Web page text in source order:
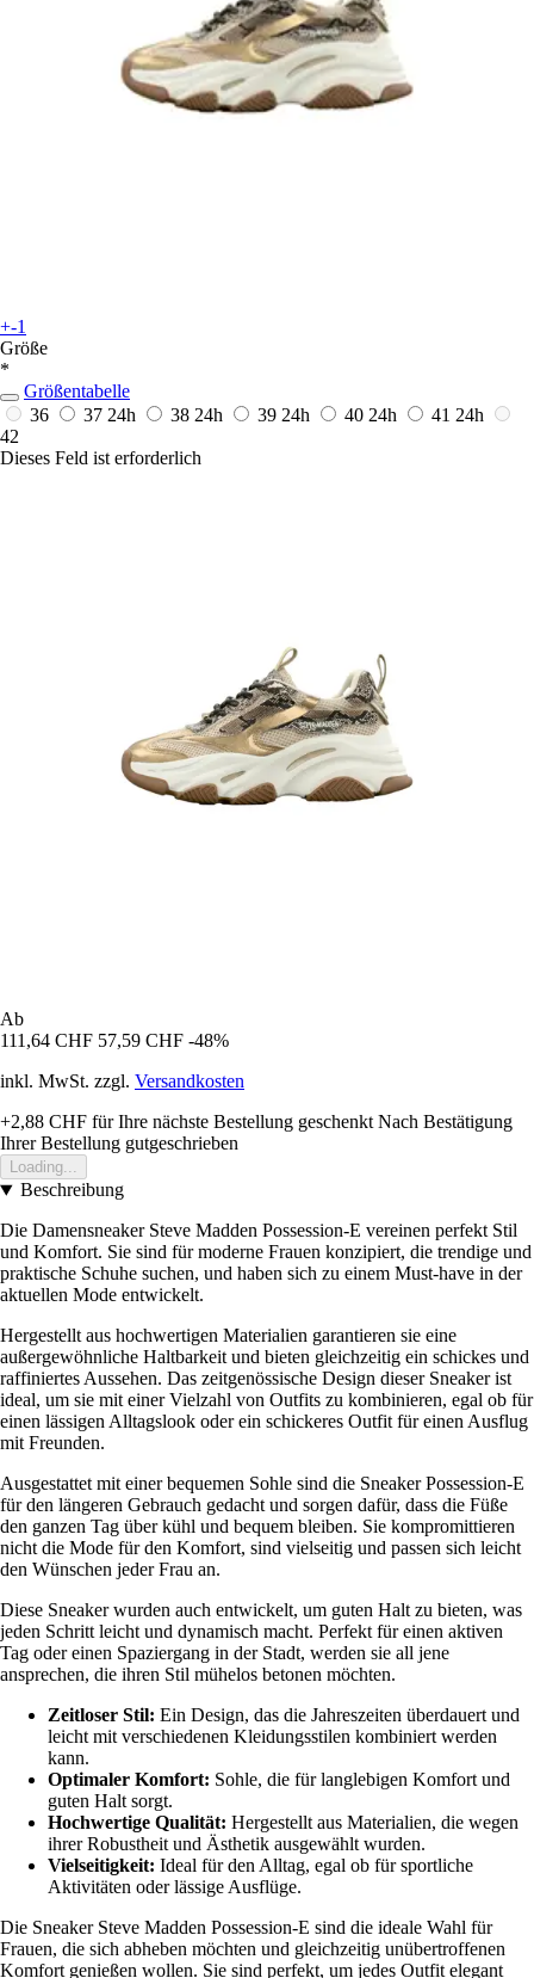
+-1
Größe
*
Größentabelle
36
37 24h 38 24h 39 24h 40 24h 41 24h
42
Dieses Feld ist erforderlich
Ab
111,64 CHF 57,59 CHF -48%
inkl. MwSt. zzgl. Versandkosten
+2,88 CHF für Ihre nächste Bestellung geschenkt Nach Bestätigung
Ihrer Bestellung gutgeschrieben
Loading...
Beschreibung
Die Damensneaker Steve Madden Possession-E vereinen perfekt Stil
und Komfort. Sie sind für moderne Frauen konzipiert, die trendige und
praktische Schuhe suchen, und haben sich zu einem Must-have in der
aktuellen Mode entwickelt.
Hergestellt aus hochwertigen Materialien garantieren sie eine
außergewöhnliche Haltbarkeit und bieten gleichzeitig ein schickes und
raffiniertes Aussehen. Das zeitgenössische Design dieser Sneaker ist
ideal, um sie mit einer Vielzahl von Outfits zu kombinieren, egal ob für
einen lässigen Alltagslook oder ein schickeres Outfit für einen Ausflug
mit Freunden.
Ausgestattet mit einer bequemen Sohle sind die Sneaker Possession-E
für den längeren Gebrauch gedacht und sorgen dafür, dass die Füße
den ganzen Tag über kühl und bequem bleiben. Sie kompromittieren
nicht die Mode für den Komfort, sind vielseitig und passen sich leicht
den Wünschen jeder Frau an.
Diese Sneaker wurden auch entwickelt, um guten Halt zu bieten, was
jeden Schritt leicht und dynamisch macht. Perfekt für einen aktiven
Tag oder einen Spaziergang in der Stadt, werden sie all jene
ansprechen, die ihren Stil mühelos betonen möchten.
Zeitloser Stil: Ein Design, das die Jahreszeiten überdauert und
leicht mit verschiedenen Kleidungsstilen kombiniert werden
kann.
Optimaler Komfort: Sohle, die für langlebigen Komfort und
guten Halt sorgt.
Hochwertige Qualität: Hergestellt aus Materialien, die wegen
ihrer Robustheit und Ästhetik ausgewählt wurden.
Vielseitigkeit: Ideal für den Alltag, egal ob für sportliche
Aktivitäten oder lässige Ausflüge.
Die Sneaker Steve Madden Possession-E sind die ideale Wahl für
Frauen, die sich abheben möchten und gleichzeitig unübertroffenen
Komfort genießen wollen. Sie sind perfekt, um jedes Outfit elegant